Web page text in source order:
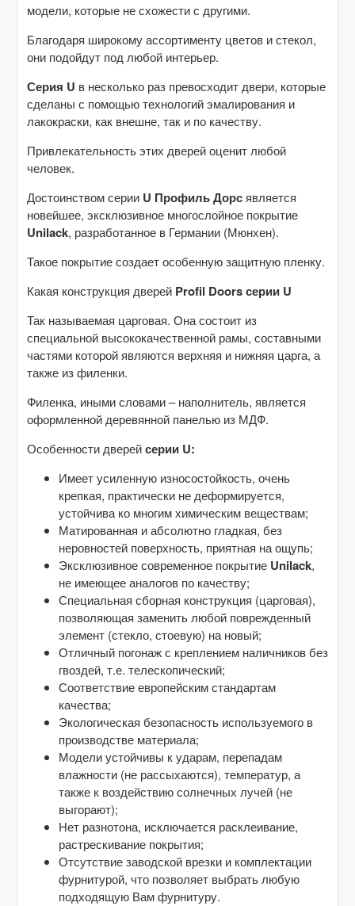
модели, которые не схожести с другими.
Благодаря широкому ассортименту цветов и стекол,
они подойдут под любой интерьер.
Серия U в несколько раз превосходит двери, которые
сделаны с помощью технологий эмалирования и
лакокраски, как внешне, так и по качеству.
Привлекательность этих дверей оценит любой
человек.
Достоинством серии U Профиль Дорсявляется
новейшее, эксклюзивное многослойное покрытие
Unilack, разработанное в Германии (Мюнхен).
Такое покрытие создает особенную защитную пленку.
Какая конструкция дверей Profil Doors серии U
Так называемая царговая. Она состоит из
специальной высококачественной рамы, составными
частями которой являются верхняя и нижняя царга, а
также из филенки.
Филенка, иными словами – наполнитель, является
оформленной деревянной панелью из МДФ.
Особенности дверейсерии U:
Имеет усиленную износостойкость, очень
крепкая, практически не деформируется,
устойчива ко многим химическим веществам;
Матированная и абсолютно гладкая, без
неровностей поверхность, приятная на ощупь;
Эксклюзивное современное покрытие Unilack,
не имеющее аналогов по качеству;
Специальная сборная конструкция (царговая),
позволяющая заменить любой поврежденный
элемент (стекло, стоевую) на новый;
Отличный погонаж с креплением наличников без
гвоздей, т.е. телескопический;
Соответствие европейским стандартам
качества;
Экологическая безопасность используемого в
производстве материала;
Модели устойчивы к ударам, перепадам
влажности (не рассыхаются), температур, а
также к воздействию солнечных лучей (не
выгорают);
Нет разнотона, исключается расклеивание,
растрескивание покрытия;
Отсутствие заводской врезки и комплектации
фурнитурой, что позволяет выбрать любую
подходящую Вам фурнитуру.